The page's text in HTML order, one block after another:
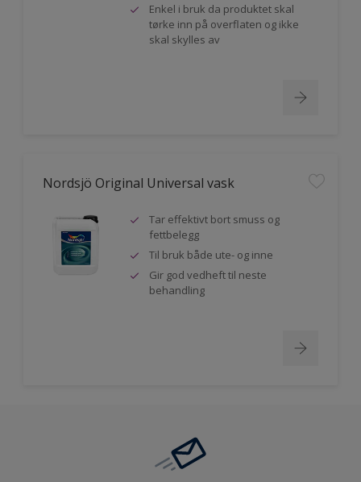
Enkel i bruk da produktet skal
tørke inn på overflaten og ikke
skal skylles av
Nordsjö Original Universal vask
Tar effektivt bort smuss og
fettbelegg
Til bruk både ute- og inne
Gir god vedheft til neste
behandling